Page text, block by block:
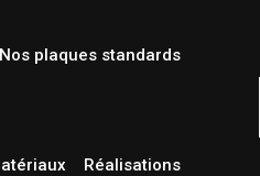
Nos plaques standards
Réalisations